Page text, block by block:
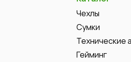
Чехлы
Сумки
Технические
Гейминг